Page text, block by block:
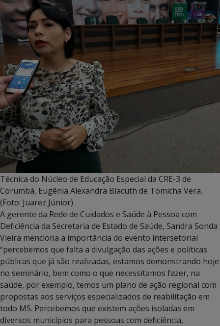
Técnica do Núcleo de Educação Especial da CRE-3 de
Corumbá, Eugênia Alexandra Blacuth de Tomicha Vera.
(Foto: Juarez Júnior)
A gerente da Rede de Cuidados e Saúde à Pessoa com
Deficiência da Secretaria de Estado de Saúde, Sandra Sonda
Vieira menciona a importância do evento intersetorial
“percebemos que falta a divulgação das ações e políticas
públicas que já são realizadas, estamos demonstrando hoje
no seminário, bem como o que necessitamos fazer, na
saúde, por exemplo, temos um plano de ação regional com
propostas aos serviços especializados de reabilitação em
todo MS. Percebemos que existem ações isoladas em
diversos municípios para pessoas com deficiência,